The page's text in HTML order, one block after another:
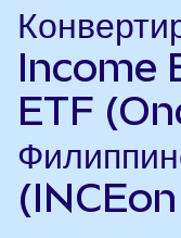
Income
ETF